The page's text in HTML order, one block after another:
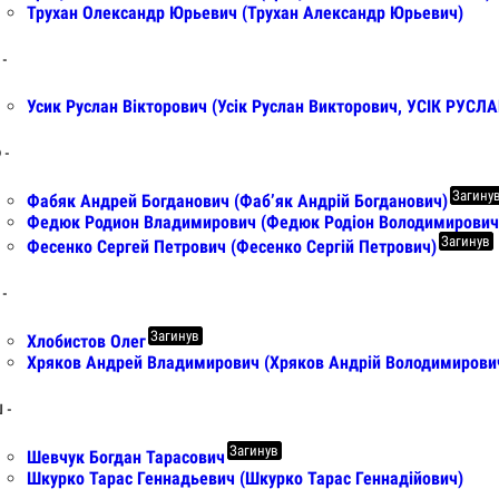
Трухан Олександр Юрьевич (Трухан Александр Юрьевич)
Усик Руслан Вікторович (Усік Руслан Викторович, УСІК
-
Фабяк Андрей Богданович (Фаб’як Андрій Богданович) Загинув
Федюк Родион Владимирович (Федюк Родіон
Фесенко Сергей Петрович (Фесенко Сергій Петрович) Загинув
Хлобистов Олег Загинув
Хряков Андрей Владимирович (Хряков Андрій
-
Шевчук Богдан Тарасович Загинув
Шкурко Тарас Геннадьевич (Шкурко Тарас Геннадійович)